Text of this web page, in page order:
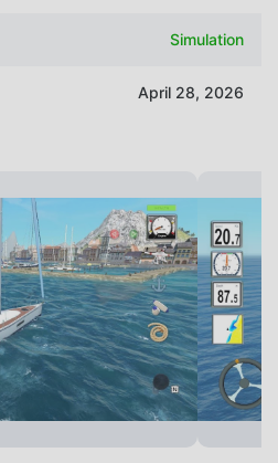
Simulation
April 28, 2026